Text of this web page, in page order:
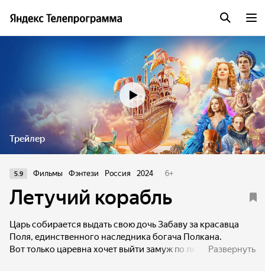
Трейлер
5.9 Фильмы Фэнтези Россия 2024 6+
Летучий корабль
Царь собирается выдать свою дочь Забаву за красавца
Поля, единственного наследника богача Полкана.
Вот только царевна хочет выйти замуж по любви. ЕёРазвернуть